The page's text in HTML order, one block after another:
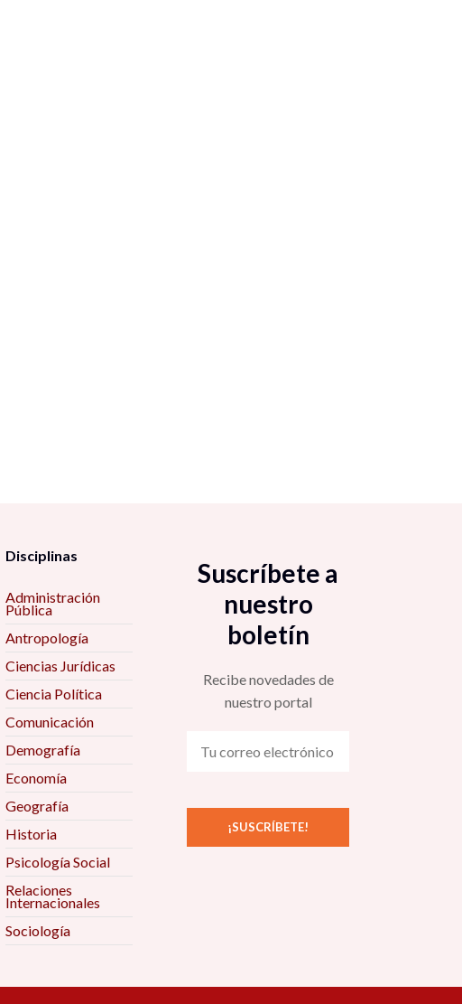
Disciplinas
Administración
Pública
Antropología
Ciencias Jurídicas
Ciencia Política
Comunicación
Demografía
Economía
Geografía
Historia
Psicología Social
Relaciones
Internacionales
Sociología
Suscríbete a
nuestro
boletín
Recibe novedades de
nuestro portal